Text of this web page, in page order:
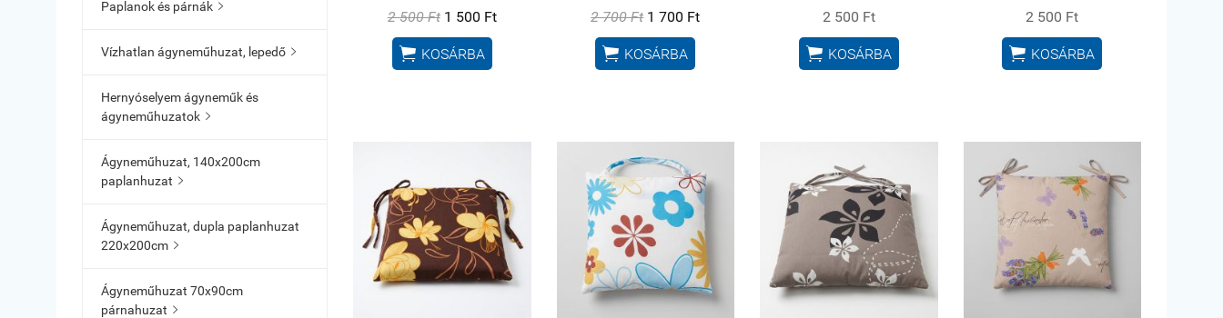
Paplanok és párnák 
Vízhatlan ágyneműhuzat, lepedő 
Hernyóselyem ágyneműk és
ágyneműhuzatok 
Ágyneműhuzat, 140x200cm
paplanhuzat 
Ágyneműhuzat, dupla paplanhuzat
220x200cm 
Ágyneműhuzat 70x90cm
párnahuzat 
2 500 Ft 1 500 Ft
 KOSÁRBA
2 700 Ft 1 700 Ft
 KOSÁRBA
2 500 Ft
 KOSÁRBA
2 500 Ft
 KOSÁRBA